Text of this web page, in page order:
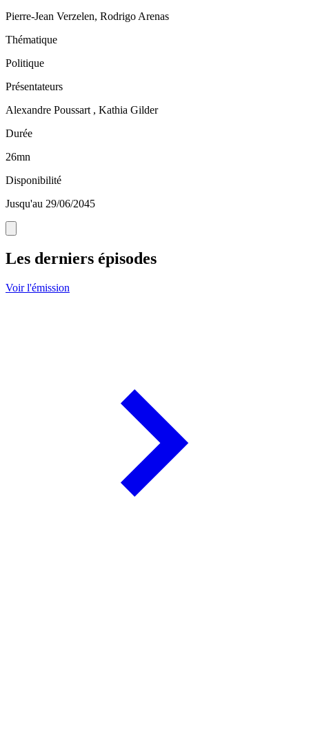
Pierre-Jean Verzelen, Rodrigo Arenas
Thématique
Politique
Présentateurs
Alexandre Poussart , Kathia Gilder
Durée
26mn
Disponibilité
Jusqu'au 29/06/2045
Les derniers épisodes
Voir l'émission